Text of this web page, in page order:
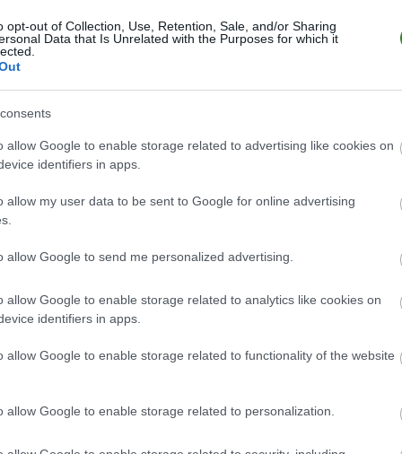
opt-out of Collection, Use, Retention, Sale, and/or Sharing
Data that Is Unrelated with the Purposes for which it
allow Google to enable storage related to advertising like cookies on
identifiers in apps.
allow my user data to be sent to Google for online advertising
allow Google to send me personalized advertising.
allow Google to enable storage related to analytics like cookies on
identifiers in apps.
allow Google to enable storage related to functionality of the website
allow Google to enable storage related to personalization.
32 37 11 4 48-
32 14 3 5 24 32-
M PKT GOLE
66-
76-
46-
58-
34-
37-